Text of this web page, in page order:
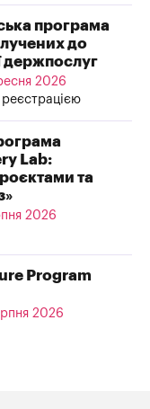
програма
до
держпослуг
2026
Lab:
та
2026
Program
2026